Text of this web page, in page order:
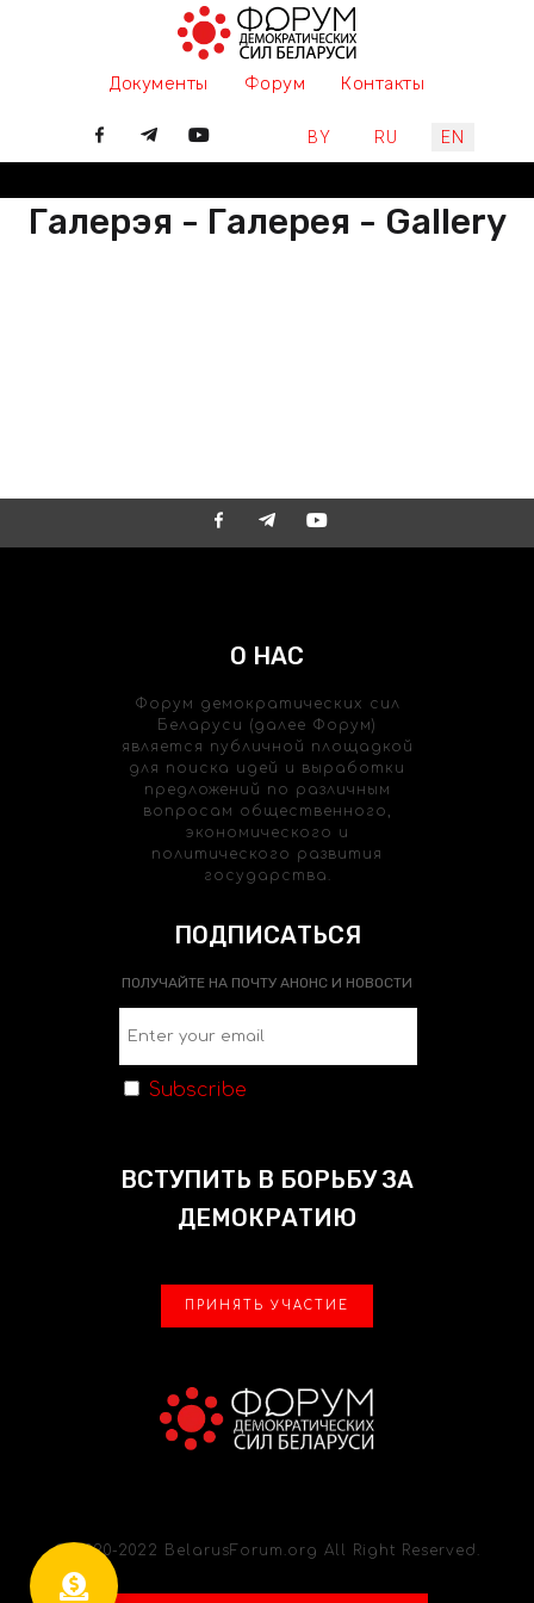
Документы Форум Контакты
Select your language
BY RU EN
Галерэя - Галерея - Gallery
О НАС
Форум демократических сил
Беларуси (далее Форум)
является публичной площадкой
для поиска идей и выработки
предложений по различным
вопросам общественного,
экономического и
политического развития
государства.
ПОДПИСАТЬСЯ
ПОЛУЧАЙТЕ НА ПОЧТУ АНОНС И НОВОСТИ
Subscribe
ВСТУПИТЬ В БОРЬБУ ЗА
ДЕМОКРАТИЮ
ПРИНЯТЬ УЧАСТИЕ
© 2020-2022 BelarusForum.org All Right Reserved.